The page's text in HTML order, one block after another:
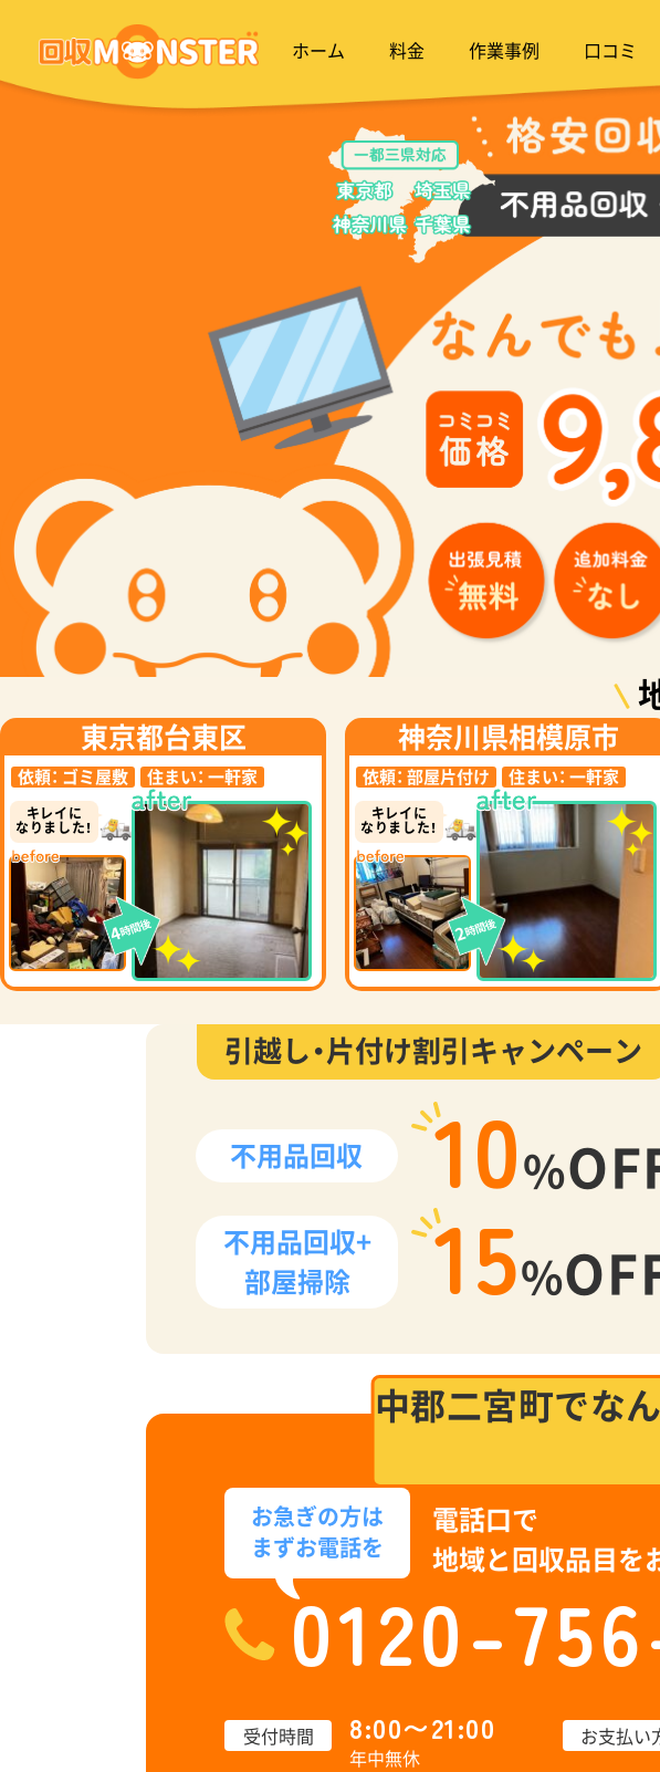
ホーム 料金 作業事例 口コミ
東京都台東区
依頼： ゴミ屋敷 住まい： 一軒家
キレイに
なりました！
4時間後
神奈川県相模原市
依頼： 部屋片付け 住まい： 一軒家
キレイに
なりました！
2時間後
引越し・片付け割引キャンペーン
不用品回収 10%
不用品回収+
部屋掃除
15%
中郡二宮町でな
お急ぎの方は
まずお電話を
電話口で
地域と回収品目を
0120-
受付時間 8:00〜21:00
年中無休
お支払い